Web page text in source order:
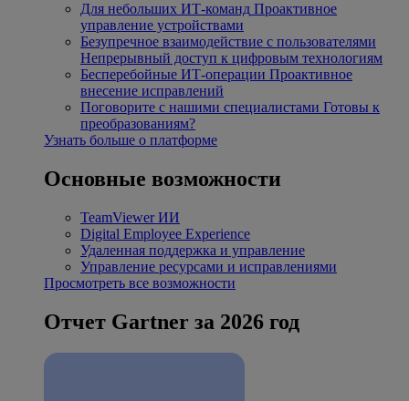
Для небольших ИТ-команд Проактивное
управление устройствами
Безупречное взаимодействие с пользователями
Непрерывный доступ к цифровым технологиям
Бесперебойные ИТ-операции Проактивное
внесение исправлений
Поговорите с нашими специалистами Готовы к
преобразованиям?
Узнать больше о платформе
Основные возможности
TeamViewer ИИ
Digital Employee Experience
Удаленная поддержка и управление
Управление ресурсами и исправлениями
Просмотреть все возможности
Отчет Gartner за 2026 год